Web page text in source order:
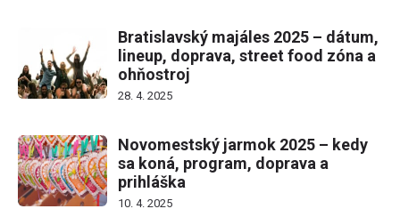
Bratislavský majáles 2025 – dátum,
lineup, doprava, street food zóna a
ohňostroj
28. 4. 2025
Novomestský jarmok 2025 – kedy
sa koná, program, doprava a
prihláška
10. 4. 2025